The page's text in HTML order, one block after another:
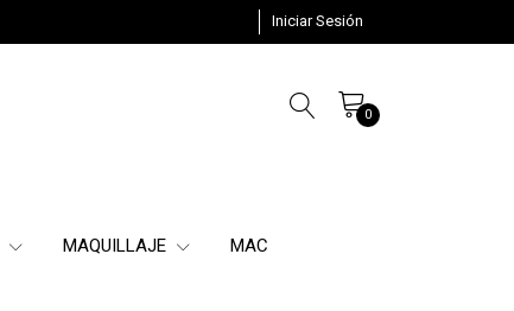
Iniciar Sesión
0
MAQUILLAJE MAC